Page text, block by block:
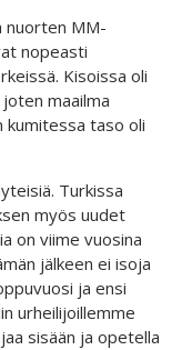
nuorten MM-
nopeasti
Kisoissa oli
maailma
kumitessa taso oli
Turkissa
myös uudet
on viime vuosina
jälkeen ei isoja
ja ensi
urheilijoillemme
sisään ja opetella